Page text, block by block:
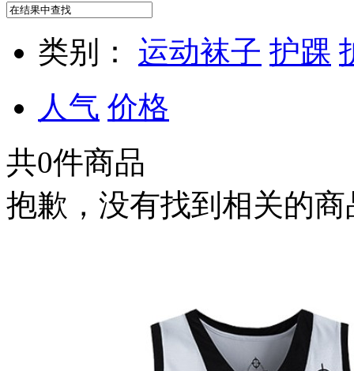
类别： 运动袜子 护踝
人气 价格
共0件商品
抱歉，没有找到相关的